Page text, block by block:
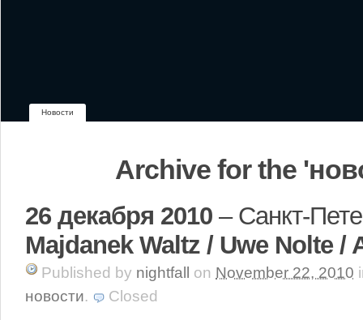
Новости
Archive for the
26 декабря 2010 – Санкт-
Majdanek Waltz / Uwe Nolte /
Published by nightfall on November 22, 2010
новости. Closed